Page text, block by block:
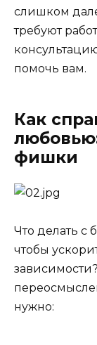
слишком
требуют
помочь вам.
Как
фишки
Что делать с
чтобы
нужно: